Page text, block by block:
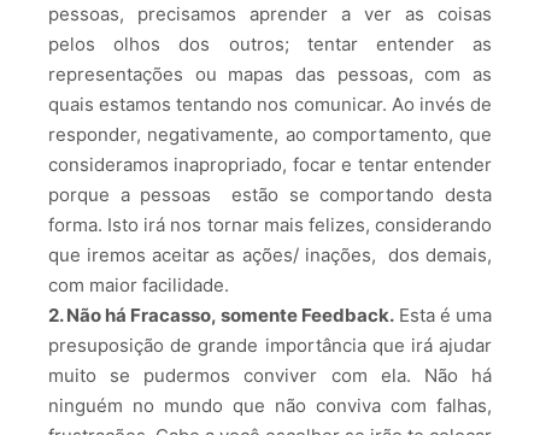
pessoas, precisamos aprender a ver as coisas
pelos olhos dos outros; tentar entender as
representações ou mapas das pessoas, com as
quais estamos tentando nos comunicar. Ao invés de
responder, negativamente, ao comportamento, que
consideramos inapropriado, focar e tentar entender
porque a pessoas estão se comportando desta
forma. Isto irá nos tornar mais felizes, considerando
que iremos aceitar as ações/ inações, dos demais,
com maior facilidade.
2. Não há Fracasso, somente Feedback.Esta é uma
presuposição de grande importância que irá ajudar
muito se pudermos conviver com ela. Não há
ninguém no mundo que não conviva com falhas,